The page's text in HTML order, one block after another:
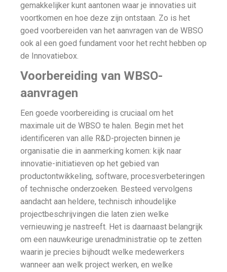
gemakkelijker kunt aantonen waar je innovaties uit
voortkomen en hoe deze zijn ontstaan. Zo is het
goed voorbereiden van het aanvragen van de WBSO
ook al een goed fundament voor het recht hebben op
de Innovatiebox.
Voorbereiding van WBSO-
aanvragen
Een goede voorbereiding is cruciaal om het
maximale uit de WBSO te halen. Begin met het
identificeren van alle R&D-projecten binnen je
organisatie die in aanmerking komen: kijk naar
innovatie-initiatieven op het gebied van
productontwikkeling, software, procesverbeteringen
of technische onderzoeken. Besteed vervolgens
aandacht aan heldere, technisch inhoudelijke
projectbeschrijvingen die laten zien welke
vernieuwing je nastreeft. Het is daarnaast belangrijk
om een nauwkeurige urenadministratie op te zetten
waarin je precies bijhoudt welke medewerkers
wanneer aan welk project werken, en welke